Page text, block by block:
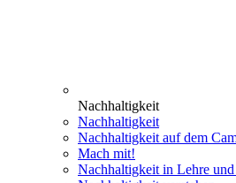
Nachhaltigkeit
Nachhaltigkeit
Nachhaltigkeit auf dem
Mach mit!
Nachhaltigkeit in Lehre